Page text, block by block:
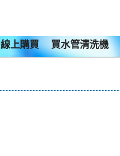
線上購買 買水管清洗機